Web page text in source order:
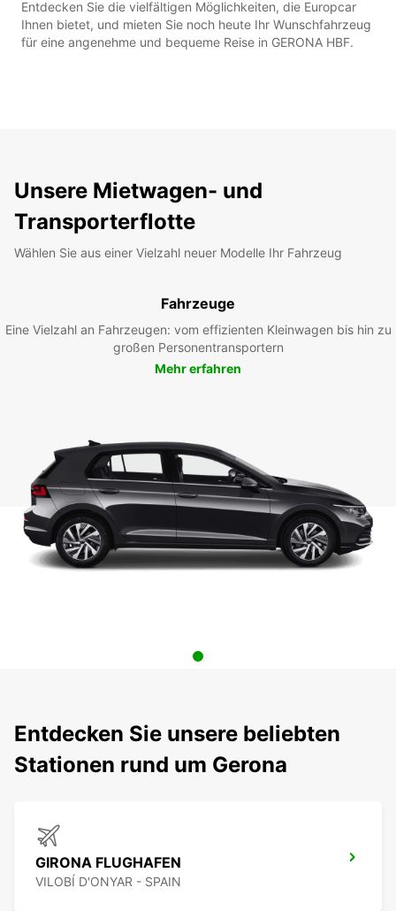
Entdecken Sie die vielfältigen Möglichkeiten, die Europcar
Ihnen bietet, und mieten Sie noch heute Ihr Wunschfahrzeug
für eine angenehme und bequeme Reise in GERONA HBF.
Unsere Mietwagen- und
Transporterflotte
Wählen Sie aus einer Vielzahl neuer Modelle Ihr Fahrzeug
Fahrzeuge
Eine Vielzahl an Fahrzeugen: vom effizienten Kleinwagen bis hin zu
großen Personentransportern
Mehr erfahren
Entdecken Sie unsere beliebten
Stationen rund um Gerona
GIRONA FLUGHAFEN
VILOBÍ D'ONYAR - SPAIN